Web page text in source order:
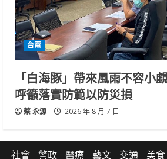
台電
「白海豚」帶來風雨不容小
呼籲落實防範以防災損
蔡 永源 2026 年 8 月 7 日
社會 警政 醫療 藝文 交通 美食